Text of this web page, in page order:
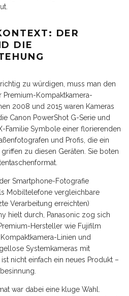
DER
DIE
zu würdigen, muss man den
Premium-Kompaktkamera-
2008 und 2015 waren Kameras
Canon PowerShot G-Serie und
Familie Symbole einer florierenden
und Profis, die ein
zu diesen Geräten. Sie boten
Smartphone-Fotografie
Mobiltelefone vergleichbare
Verarbeitung erreichten)
hielt durch, Panasonic zog sich
Hersteller wie Fujifilm
Linien und
Systemkameras mit
nicht einfach ein neues Produkt –
war dabei eine kluge Wahl.